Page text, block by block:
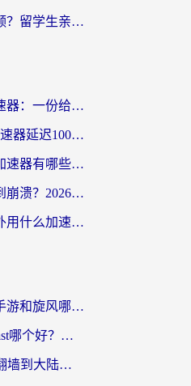
海外怎么看优酷视频？留学生亲测有效的回国加速器选择指南
海外玩失落城堡加速器：一份给漂泊玩家的网络自救指南
新大话西游2国外加速器延迟100以下怎么办？海外党实测有效的低延迟指南
国外打古今江湖的加速器有哪些游戏？一个海外玩家的终极选择指南
海外玩国服游戏卡到崩溃？2026加速器免费推荐+实用指南（亲测有效）
身在海外，究竟国外用什么加速器打wow好？
海外党必看：雷神手游和旋风哪个好？3分钟选对回国加速器，无缝刷国内剧玩游戏
斧牛和快塔TowerFast哪个好？海外党如何选对回国加速器
海外党必看：VPN翻墙到大陆的实用指南——从看CCTV5到选加速器，一篇全搞定